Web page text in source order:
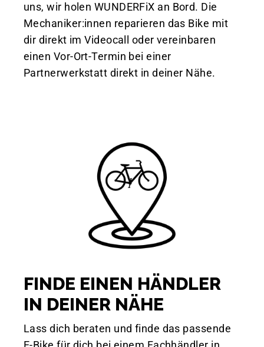
uns, wir holen WUNDERFiX an Bord. Die
Mechaniker:innen reparieren das Bike mit
dir direkt im Videocall oder vereinbaren
einen Vor-Ort-Termin bei einer
Partnerwerkstatt direkt in deiner Nähe.
FINDE EINEN HÄNDLER
IN DEINER NÄHE
Lass dich beraten und finde das passende